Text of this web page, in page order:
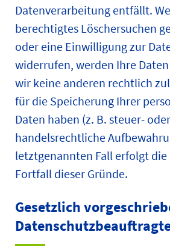
Datenverarbeitung entfällt.
berechtigtes Löschersuchen
oder eine Einwilligung zur
widerrufen, werden Ihre
wir keine anderen rechtlich
für die Speicherung Ihrer
Daten haben (z. B. steuer- oder
handelsrechtliche
letztgenannten Fall erfolgt die
Fortfall dieser Gründe.
Gesetzlich